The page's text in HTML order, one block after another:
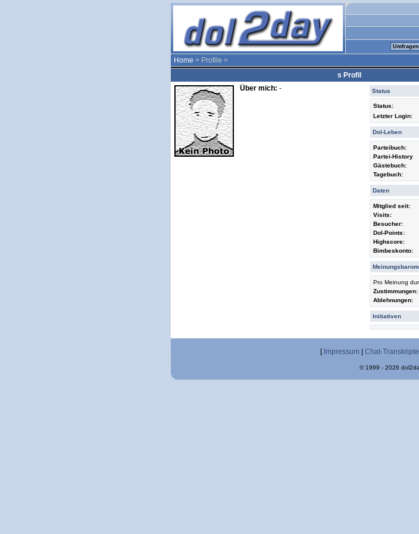
Umfragen
Home > Profile >
s Profil
Status
Status:
Letzter Login:
Dol-Leben
Parteibuch:
Partei-History
Gästebuch:
Tagebuch:
Daten
Mitglied seit:
Visits:
Besucher:
Dol-Points:
Highscore:
Bimbeskonto:
Pro Meinung
Zustimmungen:
Ablehnungen:
Initiativen
Über mich: -
[ Impressum Chat-Transkripte
© 1999 - 2026